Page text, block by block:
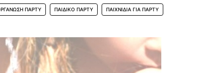
ΠΆΡΤΥ ΠΑΙΔΙΚΌ ΠΆΡΤΥ ΠΑΙΧΝΊΔΙΑ ΓΙΑ ΠΆΡΤΥ